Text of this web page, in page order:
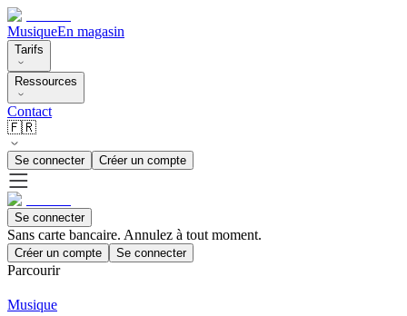
MusiqueEn magasin
Tarifs
Ressources
Contact
🇫🇷
Se connecter Créer un compte
Se connecter
Sans carte bancaire. Annulez à tout moment.
Créer un compte Se connecter
Parcourir
Musique